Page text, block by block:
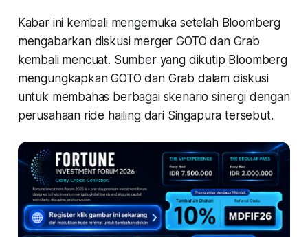
Kabar ini kembali mengemuka setelah Bloomberg
mengabarkan diskusi merger GOTO dan Grab
kembali mencuat. Sumber yang dikutip Bloomberg
mengungkapkan GOTO dan Grab dalam diskusi
untuk membahas berbagai skenario sinergi dengan
perusahaan ride hailing dari Singapura tersebut.